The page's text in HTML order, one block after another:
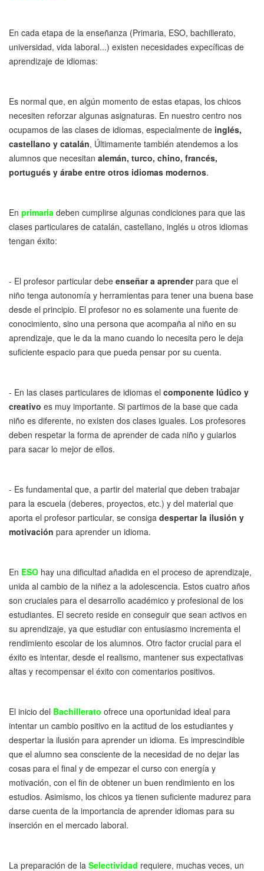
En cada etapa de la enseñanza (Primaria, ESO, bachillerato,
universidad, vida laboral...) existen necesidades expecíficas de
aprendizaje de idiomas:
Es normal que, en algún momento de estas etapas, los chicos
necesiten reforzar algunas asignaturas. En nuestro centro nos
ocupamos de las clases de idiomas, especialmente de inglés,
castellano y catalán, Últimamente también atendemos a los
alumnos que necesitan alemán, turco, chino, francés,
portugués y árabe entre otros idiomas modernos.
En primaria deben cumplirse algunas condiciones para que las
clases particulares de catalán, castellano, inglés u otros idiomas
tengan éxito:
- El profesor particular debe enseñar a aprenderpara que el
niño tenga autonomía y herramientas para tener una buena base
desde el principio. El profesor no es solamente una fuente de
conocimiento, sino una persona que acompaña al niño en su
aprendizaje, que le da la mano cuando lo necesita pero le deja
suficiente espacio para que pueda pensar por su cuenta.
- En las clases particulares de idiomas el componente lúdico y
creativo es muy importante. Si partimos de la base que cada
niño es diferente, no existen dos clases iguales. Los profesores
deben respetar la forma de aprender de cada niño y guiarlos
para sacar lo mejor de ellos.
- Es fundamental que, a partir del material que deben trabajar
para la escuela (deberes, proyectos, etc.) y del material que
aporta el profesor particular, se consiga despertar la ilusión y
motivación para aprender un idioma.
En ESO hay una dificultad añadida en el proceso de aprendizaje,
unida al cambio de la niñez a la adolescencia. Estos cuatro años
son cruciales para el desarrollo académico y profesional de los
estudiantes. El secreto reside en conseguir que sean activos en
su aprendizaje, ya que estudiar con entusiasmo incrementa el
rendimiento escolar de los alumnos. Otro factor crucial para el
éxito es intentar, desde el realismo, mantener sus expectativas
altas y recompensar el éxito con comentarios positivos.
El inicio del Bachillerato ofrece una oportunidad ideal para
intentar un cambio positivo en la actitud de los estudiantes y
despertar la ilusión para aprender un idioma. Es imprescindible
que el alumno sea consciente de la necesidad de no dejar las
cosas para el final y de empezar el curso con energía y
motivación, con el fin de obtener un buen rendimiento en los
estudios. Asimismo, los chicos ya tienen suficiente madurez para
darse cuenta de la importancia de aprender idiomas para su
inserción en el mercado laboral.
La preparación de la Selectividad requiere, muchas veces, un